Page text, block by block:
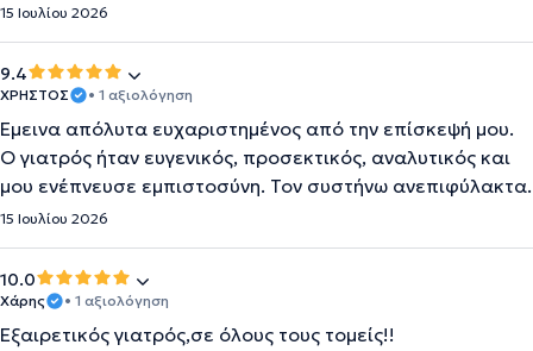
15 Ιουλίου 2026
9.4
ΧΡΗΣΤΟΣ • 1 αξιολόγηση
Έμεινα απόλυτα ευχαριστημένος από την επίσκεψή μου.
Ο γιατρός ήταν ευγενικός, προσεκτικός, αναλυτικός και
μου ενέπνευσε εμπιστοσύνη. Τον συστήνω ανεπιφύλακτα.
15 Ιουλίου 2026
10.0
Χάρης • 1 αξιολόγηση
Εξαιρετικός γιατρός,σε όλους τους τομείς!!